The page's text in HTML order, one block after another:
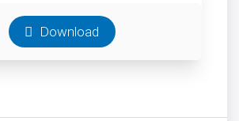
Download